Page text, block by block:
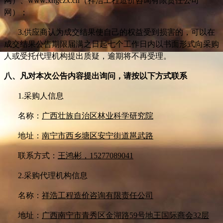
网）；
3.供应商认为成交结果使自己的权益受到损害的，可以在
成交结果公告期限届满之日起七个工作日内以书面形式向采购
人或受托代理机构提出质疑，逾期将不再受理。
八、凡对本次公告内容提出询问，请按以下方式联系
1.采购人信息
名称： 广西壮族自治区林业科学研究院
地址： 南宁市西乡塘区安宁街道邕武路
联系方式： 王鸿彬，15277089041
2.采购代理机构信息
名称： 祥浩工程造价咨询有限责任公司
地址： 广西南宁市青秀区金湖路59号地王国际商会32层